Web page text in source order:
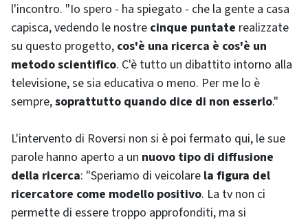
l'incontro. "Io spero - ha spiegato - che la gente a casa
capisca, vedendo le nostre cinque puntate realizzate
su questo progetto, cos'è una ricerca è cos'è un
metodo scientifico. C'è tutto un dibattito intorno alla
televisione, se sia educativa o meno. Per me lo è
sempre,soprattutto quando dice di non esserlo."
L'intervento di Roversi non si è poi fermato qui, le sue
parole hanno aperto a un nuovo tipo di diffusione
della ricerca: "Speriamo di veicolare la figura del
ricercatore come modello positivo. La tv non ci
permette di essere troppo approfonditi, ma si